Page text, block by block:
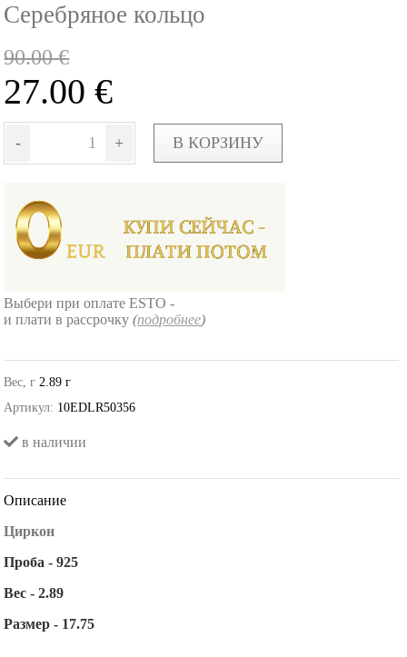
Серебряное кольцо
90.00€
27.00€
- + В КОРЗИНУ
Выбери при оплате ESTO -
и плати в рассрочку(подробнее)
Вес, г 2.89 г
Артикул: 10EDLR50356
в наличии
Описание
Циркон
Проба - 925
Вес - 2.89
Размер - 17.75